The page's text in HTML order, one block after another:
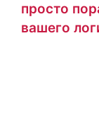
просто
вашего